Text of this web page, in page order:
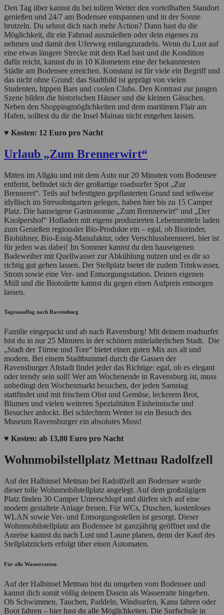
Den Tag über kannst du bei tollem Wetter den vorteilhaften Standort
genießen und 24/7 am Bodensee entspannen und in der Sonne
brutzeln. Du sehnst dich nach mehr Action? Dann hast du die
Möglichkeit, dir ein Fahrrad auszuleihen oder dein eigenes zu
nehmen und damit den Uferweg entlangzuradeln. Wenn du Lust auf
eine etwas längere Strecke mit dem Rad hast und die Kondition
dafür reicht, kannst du in 10 Kilometern eine der bekanntesten
Städte am Bodensee erreichen. Konstanz ist für viele ein Begriff und
das nicht ohne Grund: das Stadtbild ist geprägt von vielen
Studenten, hippen Bars und coolen Clubs. Den Kontrast zur jungen
Szene bilden die historischen Häuser und die kleinen Gässchen.
Neben den Shoppingmöglichkeiten und dem maritimen Flair am
Hafen, solltest du dir die Insel Mainau nicht entgehen lassen.
♥ Kosten: 12 Euro pro Nacht
Urlaub „Zum Brennerwirt“
Mitten im Allgäu und mit dem Auto nur 20 Minuten vom Bodensee
entfernt, befindet sich der großartige roadsurfer Spot „Zur
Brennerei“. Teils auf befestigten gepflasterten Grund und teilweise
idyllisch im Streuobstgarten gelegen, haben hier bis zu 15 Camper
Platz. Die hauseigene Gastronomie „Zum Brennerwirt“ und „Der
Knolpershof“ Hofladen mit eigens produzierten Lebensmitteln laden
zum Genießen regionaler Bio-Produkte ein – egal, ob Biorinder,
Biohühner, Bio-Essig-Manufaktur, oder Verschlussbrennerei, hier ist
für jeden was dabei! Im Sommer kannst du den hauseigenen
Badeweiher mit Quellwasser zur Abkühlung nutzen und es dir so
richtig gut gehen lassen. Der Stellplatz bietet dir zudem Trinkwasser,
Strom sowie eine Ver- und Entsorgungsstation. Deinen eigenen
Müll und die Biotoilette kannst du gegen einen Aufpreis entsorgen
lassen.
Tagesausflug nach Ravensburg
Familie eingepackt und ab nach Ravensburg! Mit deinem roadsurfer
bist du in nur 25 Minuten in der schönen mittelalterlichen Stadt. Die
„Stadt der Türme und Tore“ bietet einen guten Mix aus alt und
modern. Bei einem Stadtbummel durch die Gassen der
Ravensburger Altstadt findet jeder das Richtige: egal, ob es elegant
oder trendy sein soll! Wer am Wochenende in Ravensburg ist, muss
unbedingt den Wochenmarkt besuchen, der jeden Samstag
stattfindet und mit frischem Obst und Gemüse, leckerem Brot,
Blumen und vielen weiteren Spezialitäten Einheimische und
Besucher anlockt. Bei schlechtem Wetter ist ein Besuch des
Museum Ravensburger ein absolutes Muss!
♥ Kosten: ab 13,80 Euro pro Nacht
Wohnmobilstellplatz Mettnau Radolfzell
Auf der Halbinsel Mettnau bei Radolfzell am Bodensee wurde
dieser tolle Wohnmobilstellplatz angelegt. Auf dem großzügigen
Platz finden 30 Camper Unterschlupf und dürfen sich auf eine
modern gestaltete Anlage freuen. Für WCs, Duschen, kostenloses
WLAN sowie Ver- und Entsorgungsstellen ist gesorgt. Dieser
Wohnmobilstellplatz am Bodensee ist ganzjährig geöffnet und die
Anreise kannst du nach Lust und Laune planen, denn der Kauf des
Stellplatztickets erfolgt über einen Automaten.
Für alle Wasserratten
Auf der Halbinsel Mettnau bist du umgeben vom Bodensee und
kannst dich somit völlig deinem Dasein als Wasserratte hingeben.
Ob Schwimmen, Tauchen, Paddeln, Windsurfen, Kanu fahren oder
Boot fahren – hier hast du alle Möglichkeiten. Die Surfschule in